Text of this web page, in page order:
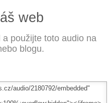
web
použijte toto audio na
blogu.